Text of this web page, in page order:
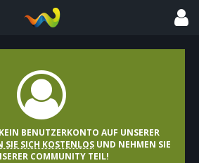
BENUTZERKONTO AUF UNSERER
SIE SICH KOSTENLOSUND NEHMEN SIE
COMMUNITY TEIL!